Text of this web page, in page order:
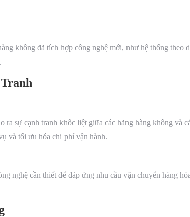
không đã tích hợp công nghệ mới, như hệ thống theo
ra sự cạnh tranh khốc liệt giữa các hãng hàng không và
và tối ưu hóa chi phí vận hành.
nghệ cần thiết để đáp ứng nhu cầu vận chuyển hàng